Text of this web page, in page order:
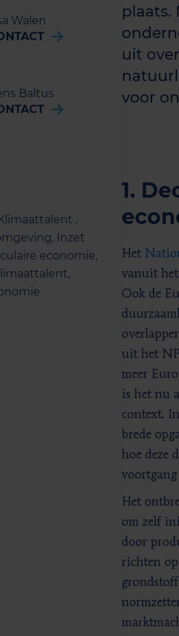
Walen
Baltus
,
Inzet
economie,
plaats.
uit
voor
1.
Het
vanuit het
Ook de
uit het
meer
is het nu
context.
brede
hoe deze
Het
om zelf
door
richten